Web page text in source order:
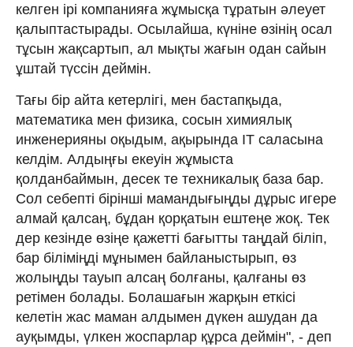
келген ірі компанияға жұ­мысқа тұратын әлеует
қалыптастырады. Осы­лайша, күніне өзінің осал
тұсын жақ­сартып, ал мықты жағын одан сайын
ұштай түссін деймін.
Тағы бір айта кетерлігі, мен бас­тапқыда,
математика мен физика, сосын химиялық
инженерияны оқыдым, ақырында ІТ саласына
келдім. Алдыңғы екеуін жұ­мыс­та
қолданбаймын, десек те техникалық база бар.
Сол себепті бірінші мамандығыңды дұрыс игере
алмай қалсаң, бұдан қорқатын еш­теңе жоқ. Тек
дер кезінде өзіңе қажетті бағытты таңдай біліп,
бар біліміңді мұнымен бай­ланыстырып, өз
жолыңды тауып алсаң бол­ғаны, қалғаны өз
ретімен болады. Бола­шағын жарқын еткісі
келетін жас маман алдымен дүкен ашудан да
ауқымды, үлкен жоспарлар құрса деймін", - деп